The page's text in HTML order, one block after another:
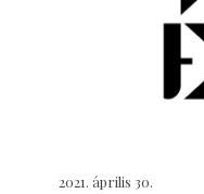
2021. április 30.